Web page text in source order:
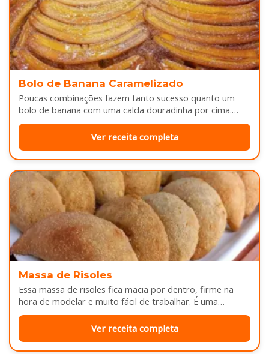
Bolo de Banana Caramelizado
Poucas combinações fazem tanto sucesso quanto um
bolo de banana com uma calda douradinha por cima.
Enquanto assa, aquele cheirinho…
Ver receita completa
Massa de Risoles
Essa massa de risoles fica macia por dentro, firme na
hora de modelar e muito fácil de trabalhar. É uma…
Ver receita completa